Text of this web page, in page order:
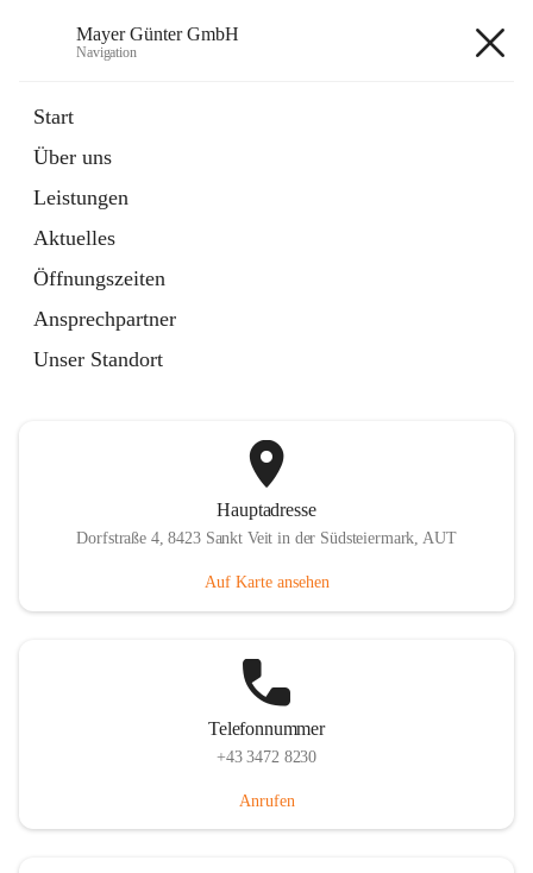
Mayer Günter GmbH
Navigation
Start
Über uns
Leistungen
Aktuelles
Öffnungszeiten
Ansprechpartner
Unser Standort
Artikel
in
Tab
TRANSPORTE
Artikel
öffnet
in
neuem
Tab
Hauptadresse
Dorfstraße 4, 8423 Sankt Veit in der Südsteiermark, AUT
Auf Karte ansehen
Telefonnummer
+43 3472 8230
Anrufen